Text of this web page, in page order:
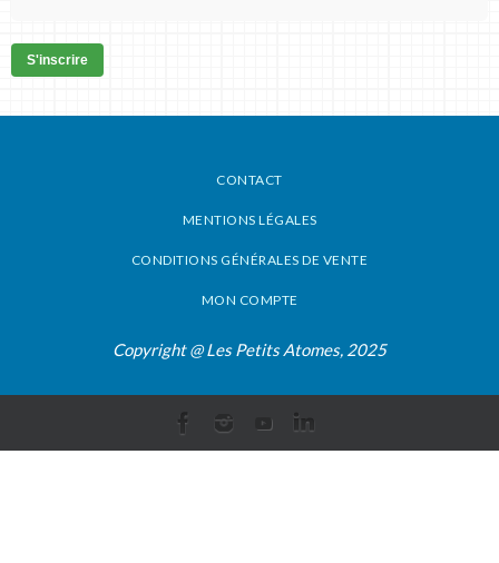
S'inscrire
CONTACT
MENTIONS LÉGALES
CONDITIONS GÉNÉRALES DE VENTE
MON COMPTE
Copyright @ Les Petits Atomes, 2025